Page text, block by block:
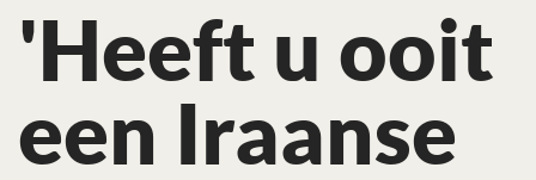
'Heeft u ooit
een Iraanse